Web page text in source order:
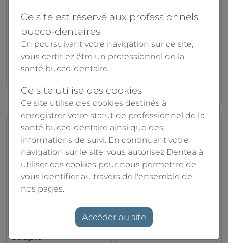
Mucopren Soft kit
de base new
Kettenbach Dental
225.90€
RELINE II
338.30€
Résine de rebasage
souple
Ufi Gel hard C
Ce site est réservé aux professionnels
bucco-dentaires
En poursuivant votre navigation sur ce site,
vous certifiez être un professionnel de la
santé bucco-dentaire.
Ce site utilise des cookies
Ce site utilise des cookies destinés à
enregistrer votre statut de professionnel de la
santé bucco-dentaire ainsi que des
informations de suivi. En continuant votre
navigation sur le site, vous autorisez Dentea à
utiliser ces cookies pour nous permettre de
vous identifier au travers de l'ensemble de
nos pages.
Accéder au site